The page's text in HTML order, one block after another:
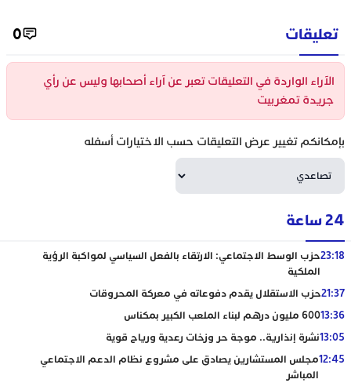
تعليقات 0
الآراء الواردة في التعليقات تعبر عن آراء أصحابها وليس عن رأي
جريدة تمغربيت
بإمكانكم تغيير عرض التعليقات حسب الاختيارات أسفله
24 ساعة
23:18حزب الوسط الاجتماعي: الارتقاء بالفعل السياسي لمواكبة الرؤية
الملكية
21:37حزب الاستقلال يقدم دفوعاته في معركة المحروقات
13:36600 مليون درهم لبناء الملعب الكبير بمكناس
13:05نشرة إنذارية.. موجة حر وزخات رعدية ورياح قوية
12:45مجلس المستشارين يصادق على مشروع نظام الدعم الاجتماعي
المباشر